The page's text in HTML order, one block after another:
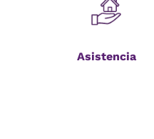
Asistencia